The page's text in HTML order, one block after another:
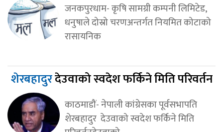
जनकपुरधाम- कृषि सामग्री कम्पनी लिमिटेड,
धनुषाले दोस्रो चरणअन्तर्गत नियमित कोटाको
रासायनिक
शेरबहादुरदेउवाको स्वदेश फर्किने मिति परिवर्तन
काठमाडौं- नेपाली कांग्रेसका पूर्वसभापति
शेरबहादुर देउवाको स्वदेश फर्किने मिति